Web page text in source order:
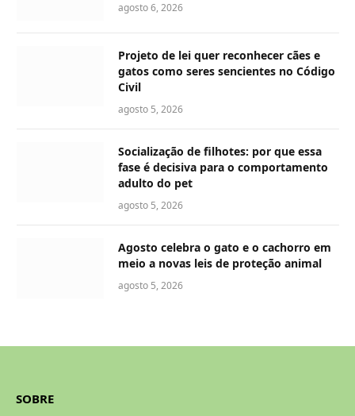
agosto 6, 2026
Projeto de lei quer reconhecer cães e
gatos como seres sencientes no Código
Civil
agosto 5, 2026
Socialização de filhotes: por que essa
fase é decisiva para o comportamento
adulto do pet
agosto 5, 2026
Agosto celebra o gato e o cachorro em
meio a novas leis de proteção animal
agosto 5, 2026
SOBRE